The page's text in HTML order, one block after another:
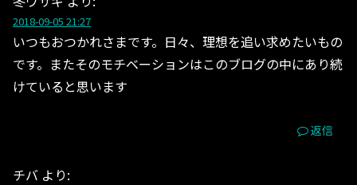
2018-09-05 21:27
いつもおつかれさまです。日々、理想を追い求めたいもの
です。またそのモチベーションはこのブログの中にあり続
けていると思います
返信
チバ より: